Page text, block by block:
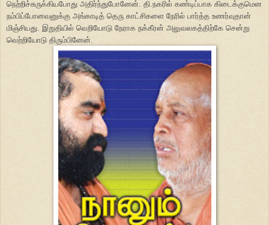
நெற்றிச்சுருக்கியபோது அதிர்ந்துபோனேன். தி.நகரில் கண்டிப்பாக கிடைக்குமென
நம்பிப்போனவனுக்கு அங்காடித் தெரு காட்சிகளை நேரில் பார்த்த உணர்வுதான்
மிஞ்சியது. இறுதியில் வெறியோடு நேராக நக்கீரன் அலுவலகத்திற்கே சென்று
வெற்றியோடு திரும்பினேன்.